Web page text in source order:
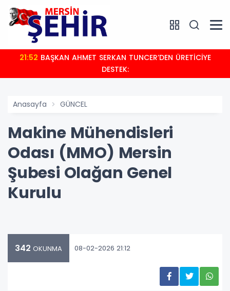
21:52
DESTEK:
Anasayfa GÜNCEL
Makine Mühendisleri
Odası (MMO) Mersin
Şubesi Olağan Genel
Kurulu
342 OKUNMA 08-02-2026 21:12